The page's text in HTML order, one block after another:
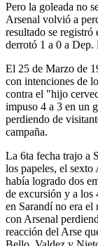
Pero la goleada no
Arsenal volvió a
resultado se registró
derrotó 1 a 0 a Dep.
El 25 de Marzo de
con intenciones de
contra el "hijo
impuso 4 a 3 en un
perdiendo de
campaña.
La 6ta fecha trajo a
los papeles, el
había logrado dos
de excursión y a los
en Sarandí no era
con Arsenal
reacción del Arse